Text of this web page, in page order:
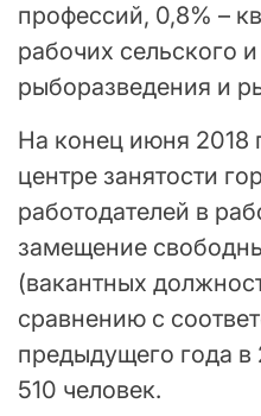
профессий, 0,8% –
рабочих сельского
рыборазведения и
На конец июня 2018
центре занятости
работодателей в
замещение
(вакантных
сравнению с
предыдущего года в
510 человек.